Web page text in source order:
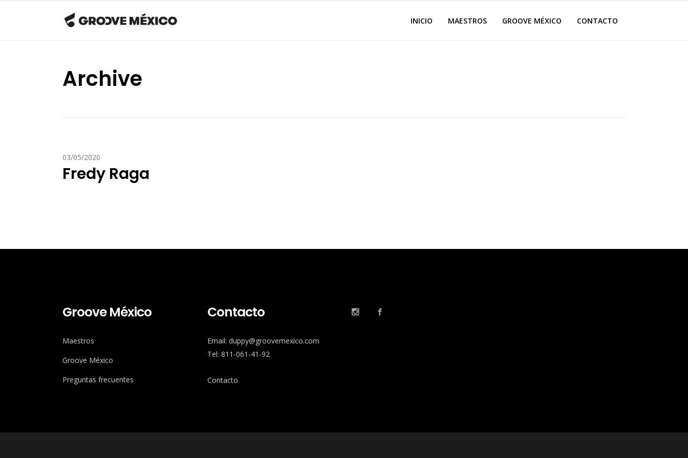
INICIO MAESTROS GROOVE MÉXICO CONTACTO
Archive
03/05/2020
Fredy Raga
Groove México
Maestros
Groove México
Preguntas frecuentes
Contacto
Email: duppy@groovemexico.com
Tel: 811-061-41-92
Contacto